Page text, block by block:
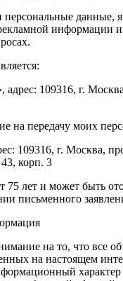
персональные данные,
информации и
109316, г.
на передачу моих
109316, г. Москва,
корп. 3
75 лет и может быть
письменного
на то, что все
на настоящем